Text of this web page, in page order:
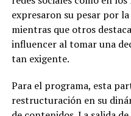
expresaron su pesar por
mientras que otros
influencer al tomar una
tan exigente.
Para el programa, esta
restructuración en su